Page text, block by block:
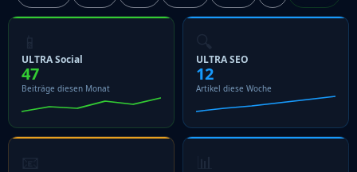
ULTRA Social
47
Beiträge diesen Monat
ULTRA SEO
12
Artikel diese Woche